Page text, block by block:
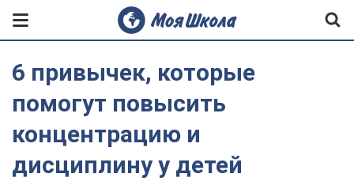
6 привычек, которые
помогут повысить
концентрацию и
дисциплину у детей